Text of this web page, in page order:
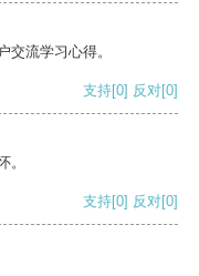
交流学习心得。
支持[0] 反对[0]
。
支持[0] 反对[0]